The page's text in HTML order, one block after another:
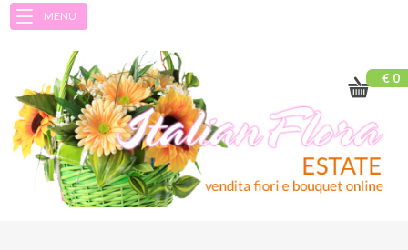
MENU
€ 0